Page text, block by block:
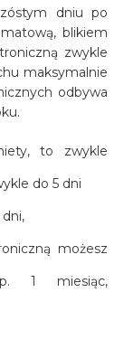
dniu po
blikiem
zwykle
maksymalnie
odbywa
to zwykle
do 5 dni
możesz
1 miesiąc,